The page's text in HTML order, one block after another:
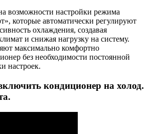
возможности настройки режима
которые автоматически регулируют
охлаждения, создавая
и снижая нагрузку на систему.
максимально комфортно
без необходимости постоянной
настроек.
кондиционер на холод.